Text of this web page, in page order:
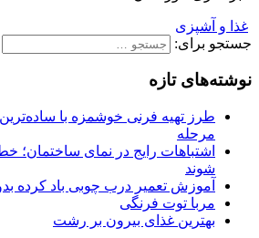
غذا و آشپزی
جستجو برای:
نوشته‌های تازه
طرز تهیه فرنی خوشمزه با
مرحله
اشتباهات رایج در نمای ساختمان؛
شوند
آموزش تعمیر درب چوبی باد کرده
مربا توت فرنگی
بهترین غذای بیرون بر رشت